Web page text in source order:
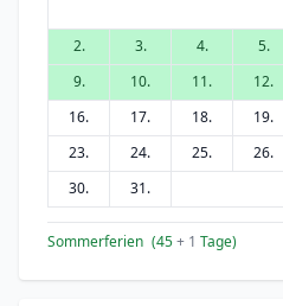
2.
3. 4. 5.
9.
10. 11. 12.
16.
17. 18. 19.
23.
24. 25. 26.
30.
31.
Sommerferien (45+ 1 Tage)